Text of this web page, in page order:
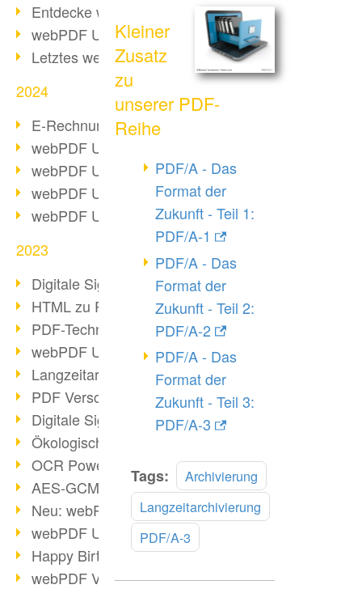
Entdecke webPDF 10
webPDF Update 9.0.0.3655
Letztes webPDF 8 Update
2024
E-Rechnungsstellung ab 2025
webPDF Update 9.0.0.3584
webPDF Update 9.0.0.3479
webPDF Update 9.0.0.3361
webPDF Update 9.0.0.3264
2023
Digitale Signatur in PDF
HTML zu PDF
PDF-Techniken für Barrierefreiheit
webPDF Update 9.0.0.3149
Langzeitarchivierung mit PDF/A
PDF Verschlüsselung
Digitale Signaturen
Ökologischen Abdruck reduzieren
OCR Power für Profis
AES-GCM-Unterstützung (PDF 2.0)
Neu: webPDF Developer Hub
webPDF Update 9.0.0.2898
Happy Birthday, PDF!
webPDF Video-Session 4
Kleiner
Zusatz
zu
unserer PDF-
Reihe
PDF/A - Das
Format der
Zukunft - Teil 1:
PDF/A-1
PDF/A - Das
Format der
Zukunft - Teil 2:
PDF/A-2
PDF/A - Das
Format der
Zukunft - Teil 3:
PDF/A-3
Tags:
Archivierung
Langzeitarchivierung
PDF/A-3